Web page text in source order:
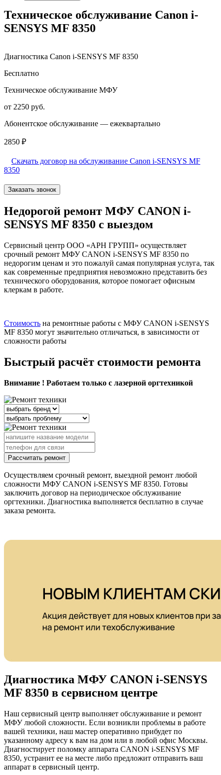
Техническое обслуживание Canon i-
SENSYS MF 8350
Диагностика Canon i-SENSYS MF 8350
Бесплатно
Техническое обслуживание МФУ
от 2250 руб.
Абонентское обслуживание — ежеквартально
2850 ₽
Скачать договор на обслуживание Canon i-SENSYS MF
8350
Заказать звонок
Недорогой ремонт МФУ CANON i-
SENSYS MF 8350 с выездом
Сервисный центр ООО «АРН ГРУПП» осуществляет
срочный ремонт МФУ CANON i-SENSYS MF 8350 по
недорогим ценам и это пожалуй самая популярная услуга, так
как современные предприятия невозможно представить без
технического оборудования, которое помогает офисным
клеркам в работе.
Стоимость на ремонтные работы с МФУ CANON i-SENSYS
MF 8350 могут значительно отличаться, в зависимости от
сложности работы
Быстрый расчёт стоимости ремонта
Внимание ! Работаем только с лазерной оргтехникой
Рассчитать ремонт
Осуществляем срочный ремонт, выездной ремонт любой
сложности МФУ CANON i-SENSYS MF 8350. Готовы
заключить договор на периодическое обслуживание
оргтехники. Диагностика выполняется бесплатно в случае
заказа ремонта.
Диагностика МФУ CANON i-SENSYS
MF 8350 в сервисном центре
Наш сервисный центр выполняет обслуживание и ремонт
МФУ любой сложности. Если возникли проблемы в работе
вашей техники, наш мастер оперативно прибудет по
указанному адресу к вам на дом или в любой офис Москвы.
Диагностирует поломку аппарата CANON i-SENSYS MF
8350, устранит ее на месте либо предложит отправить ваш
аппарат в сервисный центр.